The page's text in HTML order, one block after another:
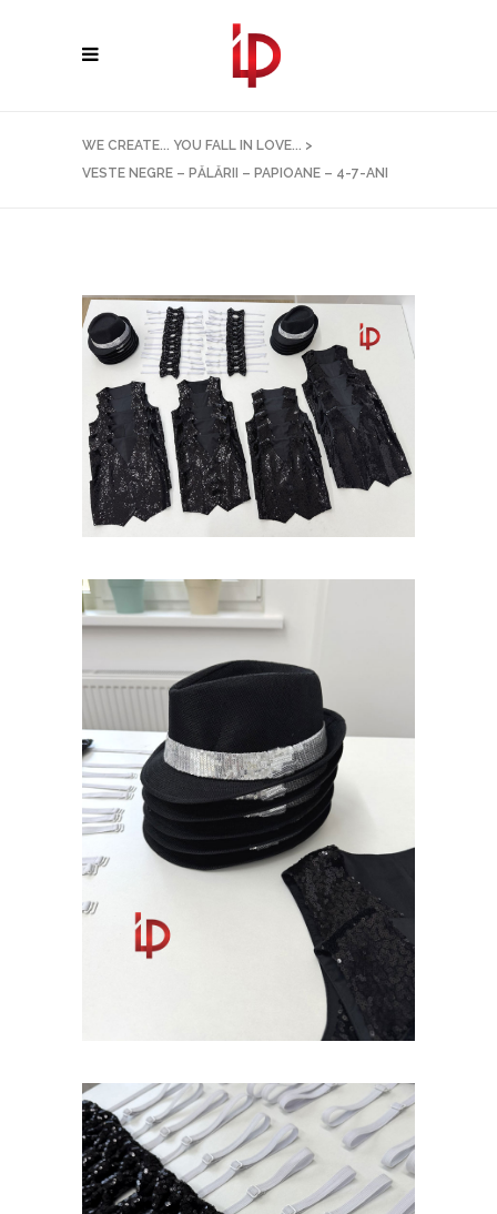
WE CREATE... YOU FALL IN LOVE... >
VESTE NEGRE – PĂLĂRII – PAPIOANE – 4-7-ANI